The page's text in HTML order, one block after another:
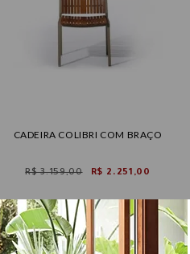
CADEIRA COLIBRI COM BRAÇO
R$ 3.159,00 R$ 2.251,00